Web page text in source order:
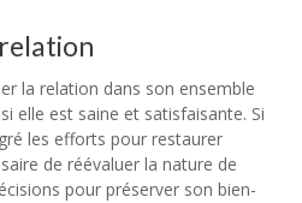
la relation dans son ensemble
elle est saine et satisfaisante. Si
les efforts pour restaurer
de réévaluer la nature de
pour préserver son bien-